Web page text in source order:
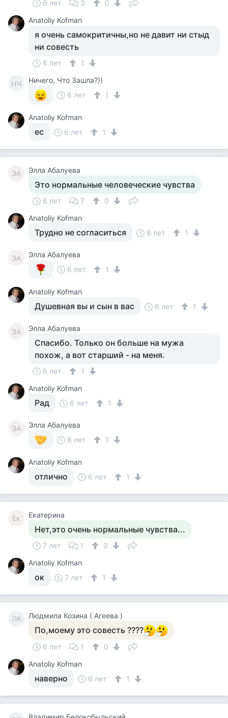
6 лет 3
0
Anatoliy Kofman
я очень самокритичны,но не давит ни стыд
ни совесть
6 лет 1
НЧ
Ничего, Что Зашла?))
6 лет
1
Anatoliy Kofman
ес 6 лет 1
ЭА Элла Абалуева
Это нормальные человеческие чувства
6 лет 7
0
Anatoliy Kofman
Трудно не согласиться 6 лет 1
ЭА
Элла Абалуева
6 лет
1
Anatoliy Kofman
Душевная вы и сын в вас 6 лет 1
ЭА Элла Абалуева
Спасибо. Только он больше на мужа
похож, а вот старший - на меня.
6 лет
1
Anatoliy Kofman
Рад 6 лет 1
ЭА
Элла Абалуева
6 лет
1
Anatoliy Kofman
отлично 6 лет 1
Ек Екатерина
Нет,это очень нормальные чувства...
7 лет 1
0
Anatoliy Kofman
ок 7 лет 1
ЛК Людмила Козина ( Агеева )
По,моему это совесть ????
6 лет 1
0
Anatoliy Kofman
наверно 6 лет 1